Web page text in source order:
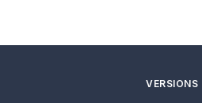
VERSIONS